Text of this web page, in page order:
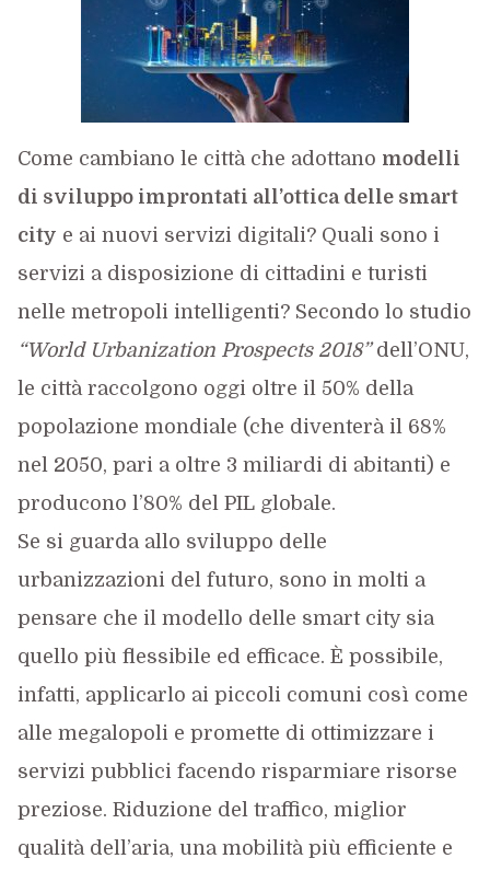
Come cambiano le città che adottano modelli
di sviluppo improntati all’ottica delle smart
city e ai nuovi servizi digitali? Quali sono i
servizi a disposizione di cittadini e turisti
nelle metropoli intelligenti? Secondo lo studio
“World Urbanization Prospects 2018”dell’ONU,
le città raccolgono oggi oltre il 50% della
popolazione mondiale (che diventerà il 68%
nel 2050, pari a oltre 3 miliardi di abitanti) e
producono l’80% del PIL globale.
Se si guarda allo sviluppo delle
urbanizzazioni del futuro, sono in molti a
pensare che il modello delle smart city sia
quello più flessibile ed efficace. È possibile,
infatti, applicarlo ai piccoli comuni così come
alle megalopoli e promette di ottimizzare i
servizi pubblici facendo risparmiare risorse
preziose. Riduzione del traffico, miglior
qualità dell’aria, una mobilità più efficiente e